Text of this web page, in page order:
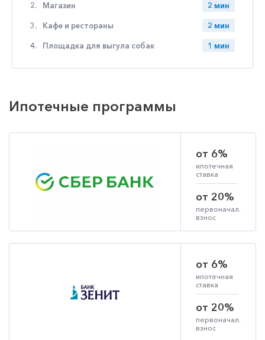
2. Магазин 2 мин
3. Кафе и рестораны 2 мин
4. Площадка для выгула собак 1 мин
Ипотечные программы
от 6%
ипотечная
ставка
от 20%
первоначал.
взнос
от 6%
ипотечная
ставка
от 20%
первоначал.
взнос